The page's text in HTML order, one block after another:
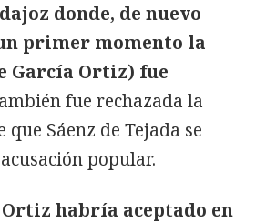
donde, de nuevo
primer momento la
García Ortiz) fue
fue rechazada la
Sáenz de Tejada se
popular.
habría aceptado en